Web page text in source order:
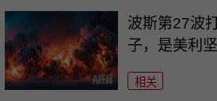
波斯第27波
子，是美利
相关